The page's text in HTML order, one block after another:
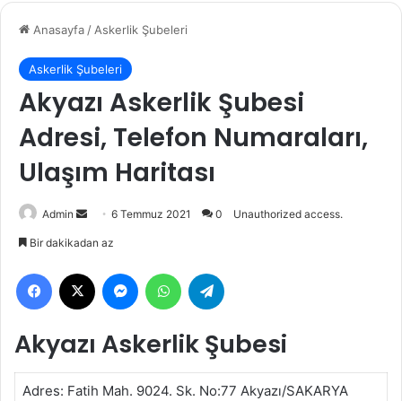
Anasayfa / Askerlik Şubeleri
Askerlik Şubeleri
Akyazı Askerlik Şubesi
Adresi, Telefon Numaraları,
Ulaşım Haritası
Admin
Bir
göndermek
6 Temmuz 2021 0 Unauthorized access.
Bir dakikadan az
Facebook MessengerWhatsApp
Akyazı Askerlik Şubesi
Adres: Fatih Mah. 9024. Sk. No:77 Akyazı/SAKARYA